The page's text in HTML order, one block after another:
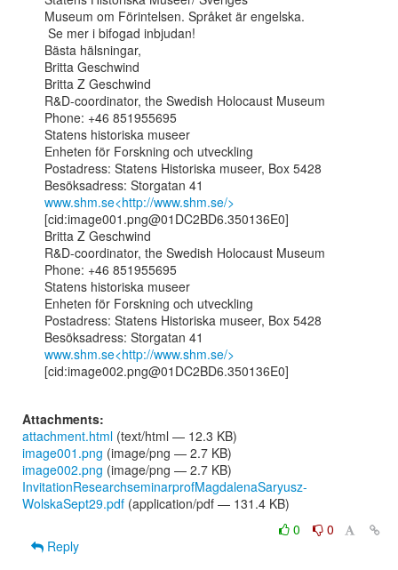
Museum om Förintelsen. Språket är engelska.
Bästa hälsningar,
Britta Geschwind
Britta Z Geschwind
R&D-coordinator, the Swedish Holocaust Museum
Phone: +46 851955695
Statens historiska museer
Enheten för Forskning och utveckling
Postadress: Statens Historiska museer, Box 5428
www.shm.se<http://www.shm.se/>
[cid:image001.png@01DC2BD6.350136E0]
Britta Z Geschwind
R&D-coordinator, the Swedish Holocaust Museum
Phone: +46 851955695
Statens historiska museer
Enheten för Forskning och utveckling
Postadress: Statens Historiska museer, Box 5428
www.shm.se<http://www.shm.se/>
[cid:image002.png@01DC2BD6.350136E0]
Attachments:
attachment.html (text/html — 12.3 KB)
image001.png (image/png — 2.7 KB)
image002.png (image/png — 2.7 KB)
InvitationResearchseminarprofMagdalenaSaryusz-
WolskaSept29.pdf (application/pdf — 131.4 KB)
0
0
Reply